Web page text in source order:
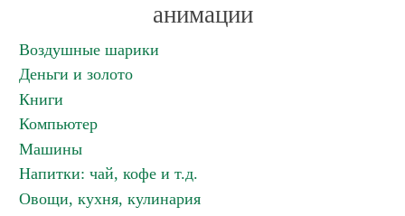
анимации
Воздушные шарики
Деньги и золото
Книги
Компьютер
Машины
Напитки: чай, кофе и т.д.
Овощи, кухня, кулинария